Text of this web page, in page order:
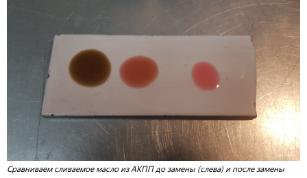
Сравниваем сливаемое масло из АКПП до замены (слева) и после замены